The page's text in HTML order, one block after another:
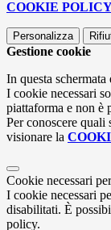
COOKIE
Personalizza
Gestione cookie
In questa
I cookie necessari
piattaforma e non è
Per conoscere quali
visionare la
Cookie necessari
I cookie necessari
disabilitati. È
policy.